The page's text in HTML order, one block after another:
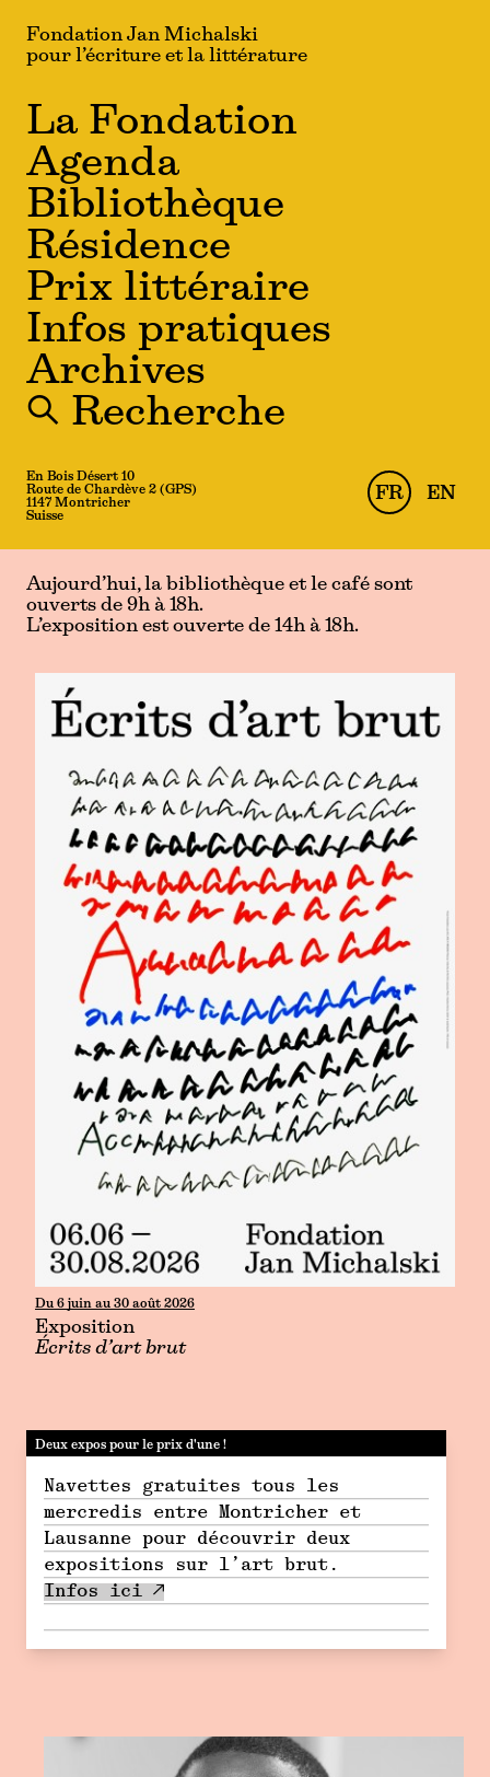
Fondation Jan Michalski
pour l’écriture et la littérature
La Fondation
Agenda
Bibliothèque
Résidence
Prix littéraire
Infos pratiques
Archives
🔍 Recherche
En Bois Désert 10
Route de Chardève 2 (GPS)
1147 Montricher
Suisse
FR EN
Aujourd’hui, la bibliothèque et le café sont
ouverts de 9h à 18h.
L’exposition est ouverte de 14h à 18h.
Du 6 juin au 30 août 2026
Exposition
Écrits d’art brut
Deux expos pour le prix d'une !
Navettes gratuites tous les
mercredis entre Montricher et
Lausanne pour découvrir deux
expositions sur l’art brut.
Infos ici